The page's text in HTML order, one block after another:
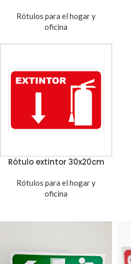
Rótulos para el hogar y
oficina
Rótulo extintor 30x20cm
Rótulos para el hogar y
oficina